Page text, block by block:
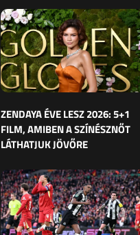
ZENDAYA ÉVE LESZ 2026: 5+1
FILM, AMIBEN A SZÍNÉSZNŐT
LÁTHATJUK JÖVŐRE